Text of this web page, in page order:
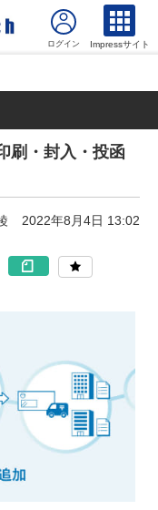
Impressサイト
刷・封入・投函
2022年8月4日 13:02